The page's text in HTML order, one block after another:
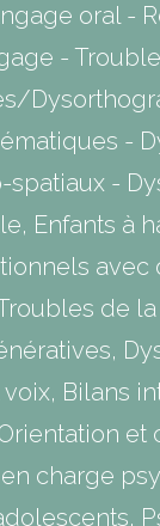
oral -
-
-
-
Enfants à
avec
de
Bilans
et
charge